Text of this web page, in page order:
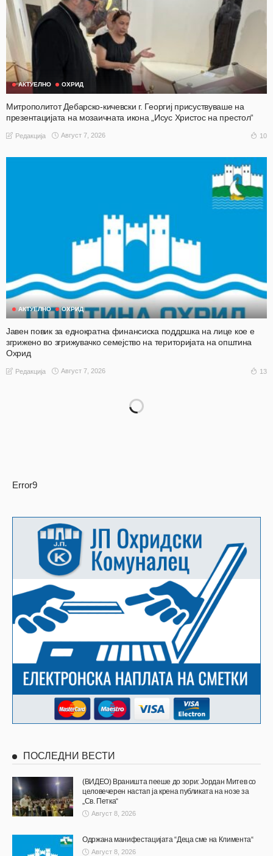
АКТУЕЛНО ОХРИД
Митрополитот Дебарско-кичевски г. Георгиј присуствуваше на
презентацијата на мозаичната икона „Исус Христос на престол“
Редакција Август 7, 2026 10
АКТУЕЛНО ОХРИД
Јавен повик за еднократна финансиска поддршка на лице кое е
згрижено во згрижувачко семејство на територијата на општина
Охрид
Редакција Август 7, 2026 13
Error9
ПОСЛЕДНИ ВЕСТИ
(ВИДЕО) Враништа пееше до зори: Јордан Митев со
целовечерен настап ја крена публиката на нозе за
„Св. Петка“
Август 8, 2026
Одржана манифестацијата “Деца сме на Климента“
Август 8, 2026